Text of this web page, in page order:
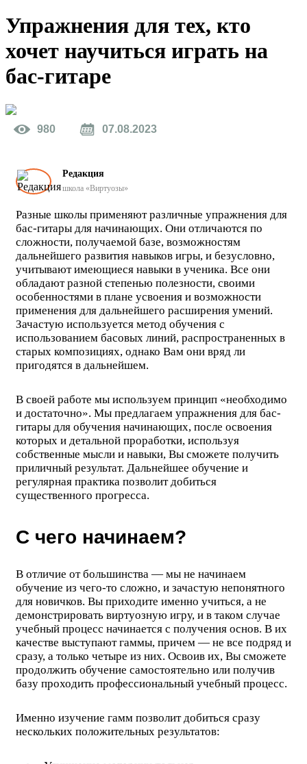
Упражнения для тех, кто
хочет научиться играть на
бас-гитаре
980 07.08.2023
Разные школы применяют различные упражнения для
бас-гитары для начинающих. Они отличаются по
сложности, получаемой базе, возможностям
дальнейшего развития навыков игры, и безусловно,
учитывают имеющиеся навыки в ученика. Все они
обладают разной степенью полезности, своими
особенностями в плане усвоения и возможности
применения для дальнейшего расширения умений.
Зачастую используется метод обучения с
использованием басовых линий, распространенных в
старых композициях, однако Вам они вряд ли
пригодятся в дальнейшем.
В своей работе мы используем принцип «необходимо
и достаточно». Мы предлагаем упражнения для бас-
гитары для обучения начинающих, после освоения
которых и детальной проработки, используя
собственные мысли и навыки, Вы сможете получить
приличный результат. Дальнейшее обучение и
регулярная практика позволит добиться
существенного прогресса.
С чего начинаем?
В отличие от большинства — мы не начинаем
обучение из чего-то сложно, и зачастую непонятного
для новичков. Вы приходите именно учиться, а не
демонстрировать виртуозную игру, и в таком случае
учебный процесс начинается с получения основ. В их
качестве выступают гаммы, причем — не все подряд и
сразу, а только четыре из них. Освоив их, Вы сможете
продолжить обучение самостоятельно или получив
базу проходить профессиональный учебный процесс.
Именно изучение гамм позволит добиться сразу
нескольких положительных результатов:
Редакция
школа «Виртуозы»